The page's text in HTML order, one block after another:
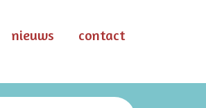
nieuws contact